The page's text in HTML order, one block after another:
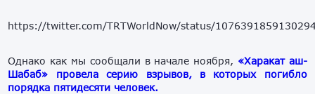
https://twitter.com/TRTWorldNow/status/
Однако как мы сообщали в начале ноября, «Харакат аш-
Шабаб» провела серию взрывов, в которых погибло
порядка пятидесяти человек.